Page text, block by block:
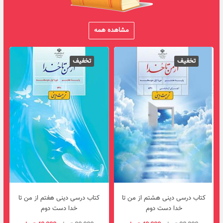
مشاهده همه
تخفیف
کتاب درسی دینی هشتم از من تا
خدا دست دوم
اصلی
80,000 تومان
بود.
فعلی
40,000 تومان
تخفیف
کتاب درسی دینی هفتم از من تا
خدا دست دوم
اصلی
80,000 تومان
بود.
فعلی